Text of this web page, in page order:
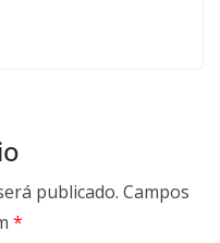
publicado. Campos
*